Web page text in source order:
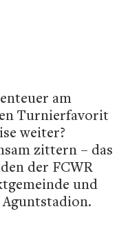
am
Turnierfavorit
weiter?
zittern – das
der FCWR
und
Aguntstadion.